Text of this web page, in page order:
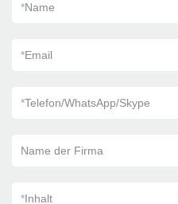
*Name
*Email
*Telefon/WhatsApp/Skype
Name der Firma
*Inhalt